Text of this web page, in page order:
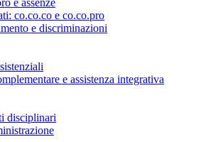
e assenze
co.co.co e co.co.pro
e discriminazioni
e assistenza integrativa
disciplinari